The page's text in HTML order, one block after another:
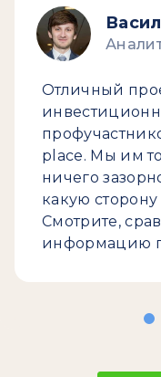
Отличный
place. Мы им
ничего
какую
Смотрите,
информацию